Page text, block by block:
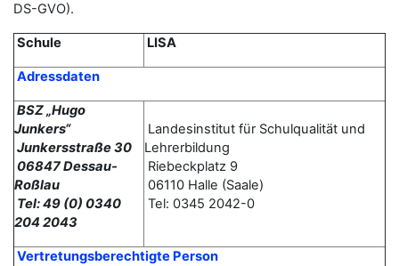
DS-GVO).
Schule LISA
Adressdaten
BSZ „Hugo
Junkers“
Junkersstraße 30
06847 Dessau-
Roßlau
Tel: 49 (0) 0340
204 2043
Landesinstitut für Schulqualität und
Lehrerbildung
Riebeckplatz 9
06110 Halle (Saale)
Tel: 0345 2042-0
Vertretungsberechtigte Person